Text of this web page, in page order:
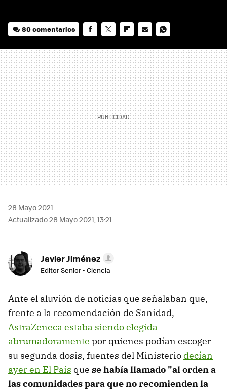
80 comentarios
MAIL
28 Mayo 2021
Actualizado 28 Mayo 2021, 13:21
Javier Jiménez
Editor Senior - Ciencia
Ante el aluvión de noticias que señalaban que,
frente a la recomendación de Sanidad,
AstraZeneca estaba siendo elegida
abrumadoramente por quienes podían escoger
su segunda dosis, fuentes del Ministerio decían
ayer en El País que se había llamado "al orden a
las comunidades para que no recomienden la